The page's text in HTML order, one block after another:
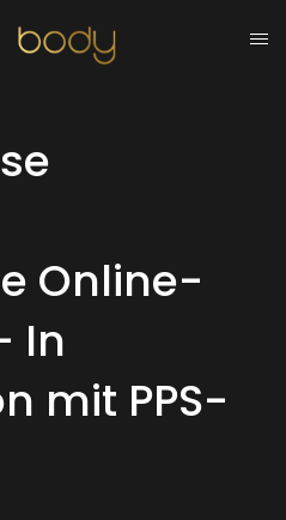
Online-
In
mit PPS-